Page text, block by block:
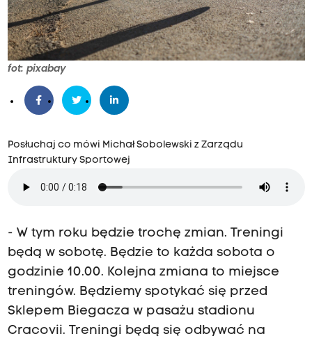
fot: pixabay
Posłuchaj co mówi Michał Sobolewski z Zarządu
Infrastruktury Sportowej
- W tym roku będzie trochę zmian. Treningi
będą w sobotę. Będzie to każda sobota o
godzinie 10.00. Kolejna zmiana to miejsce
treningów. Będziemy spotykać się przed
Sklepem Biegacza w pasażu stadionu
Cracovii. Treningi będą się odbywać na